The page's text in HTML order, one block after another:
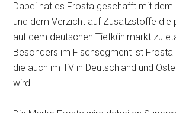
Dabei hat es Frosta geschafft mit dem
und dem Verzicht auf Zusatzstoffe die
auf dem deutschen Tiefkühlmarkt zu
Besonders im Fischsegment ist Frosta
die auch im TV in Deutschland und
wird.